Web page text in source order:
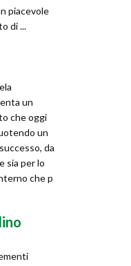
piacevole
di ...
un
che oggi
un
da
sia per lo
che p